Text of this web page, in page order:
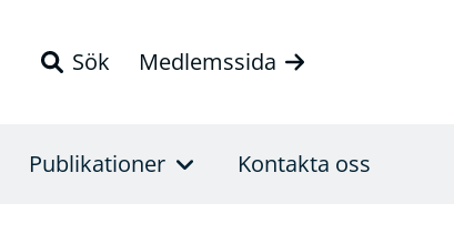
Sök Medlemssida
Publikationer Kontakta oss